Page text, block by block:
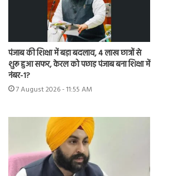
पंजाब की शिक्षा में बड़ा बदलाव, 4 लाख छात्रों से
शुरू हुआ सफर, केरल को पछाड़ पंजाब बना शिक्षा में
नंबर-1?
7 August 2026 - 11:55 AM